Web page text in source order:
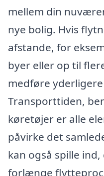
mellem din
nye bolig. Hvis
afstande, for
byer eller op til
medføre
Transporttiden,
køretøjer er alle
påvirke det
kan også spille
forlænge